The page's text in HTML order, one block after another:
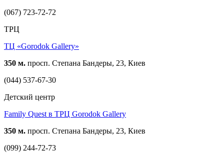
(067) 723-72-72
ТРЦ
ТЦ «Gorodok Gallery»
350 м. просп. Степана Бандеры, 23, Киев
(044) 537-67-30
Детский центр
Family Quest в ТРЦ Gorodok Gallery
350 м. просп. Степана Бандеры, 23, Киев
(099) 244-72-73